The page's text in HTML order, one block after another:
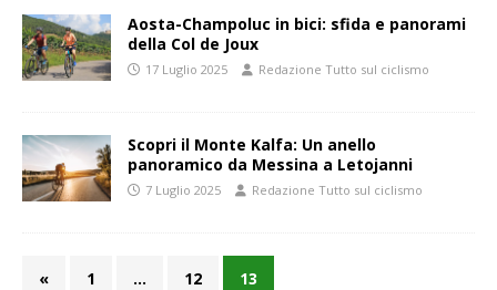
Aosta-Champoluc in bici: sfida e panorami
della Col de Joux
17 Luglio 2025 Redazione Tutto sul ciclismo
Scopri il Monte Kalfa: Un anello
panoramico da Messina a Letojanni
7 Luglio 2025 Redazione Tutto sul ciclismo
« 1 … 12 13